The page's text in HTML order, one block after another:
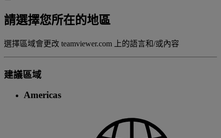
請選擇您所在的地區
選擇區域會更改 teamviewer.com 上的語言和/或內容
建議區域
Americas